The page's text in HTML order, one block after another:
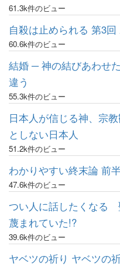
61.3k件のビュー
自殺は止められる 第3
60.6k件のビュー
結婚 ─ 神の結びあわせ
違う
55.3k件のビュー
日本人が信じる神、宗
としない日本人
51.2k件のビュー
わかりやすい終末論 前
47.6k件のビュー
つい人に話したくなる
蔑まれていた!?
39.6k件のビュー
ヤベツの祈り ヤベツの